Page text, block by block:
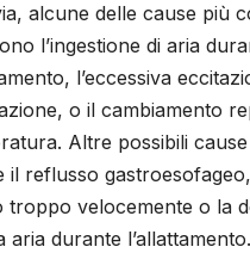
alcune delle cause più
l’ingestione di aria
l’eccessiva
o il cambiamento
Altre possibili
il reflusso
troppo velocemente o la
aria durante l’allattamento.